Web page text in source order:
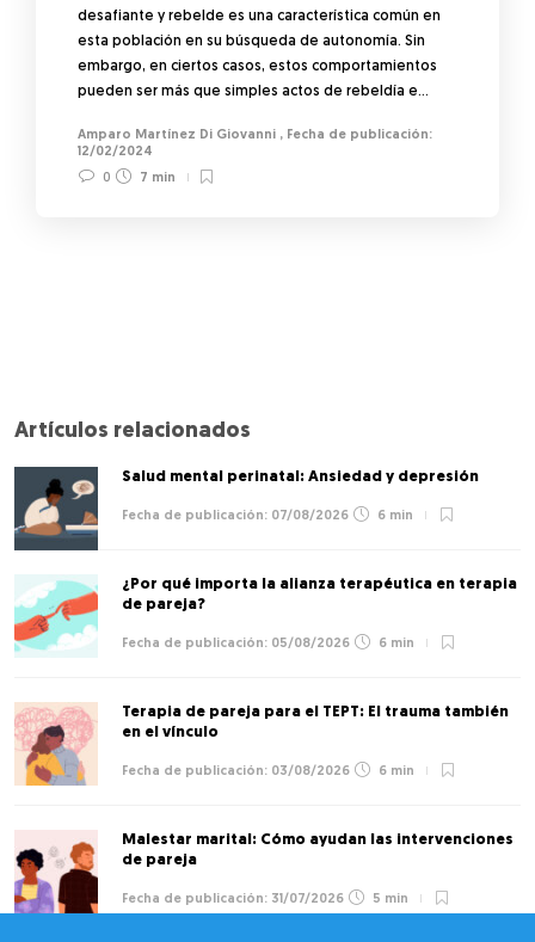
desafiante y rebelde es una característica común en
esta población en su búsqueda de autonomía. Sin
embargo, en ciertos casos, estos comportamientos
pueden ser más que simples actos de rebeldía e…
Amparo Martínez Di Giovanni ,
12/02/2024
0
7 min
Artículos relacionados
Salud mental perinatal: Ansiedad y depresión
07/08/2026 6 min
¿Por qué importa la alianza terapéutica en terapia
de pareja?
05/08/2026 6 min
Terapia de pareja para el TEPT: El trauma también
en el vínculo
03/08/2026 6 min
Malestar marital: Cómo ayudan las intervenciones
de pareja
31/07/2026 5 min